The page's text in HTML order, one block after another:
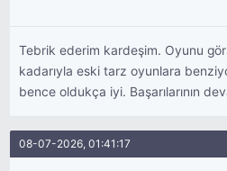
Tebrik ederim kardeşim. Oyunu
kadarıyla eski tarz oyunlara
bence oldukça iyi. Başarılarının
08-07-2026, 01:41:17